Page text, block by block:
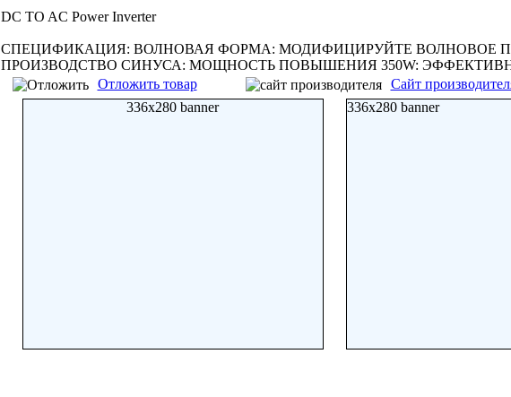
DC TO AC Power Inverter
СПЕЦИФИКАЦИЯ: ВОЛНОВАЯ ФОРМА: МОДИФИЦИРУЙТЕ ВОЛНОВОЕ
ПРОИЗВОДСТВО СИНУСА: МОЩНОСТЬ ПОВЫШЕНИЯ 350W:
Отложить товар
Сайт
336x280 banner
336x280 banner